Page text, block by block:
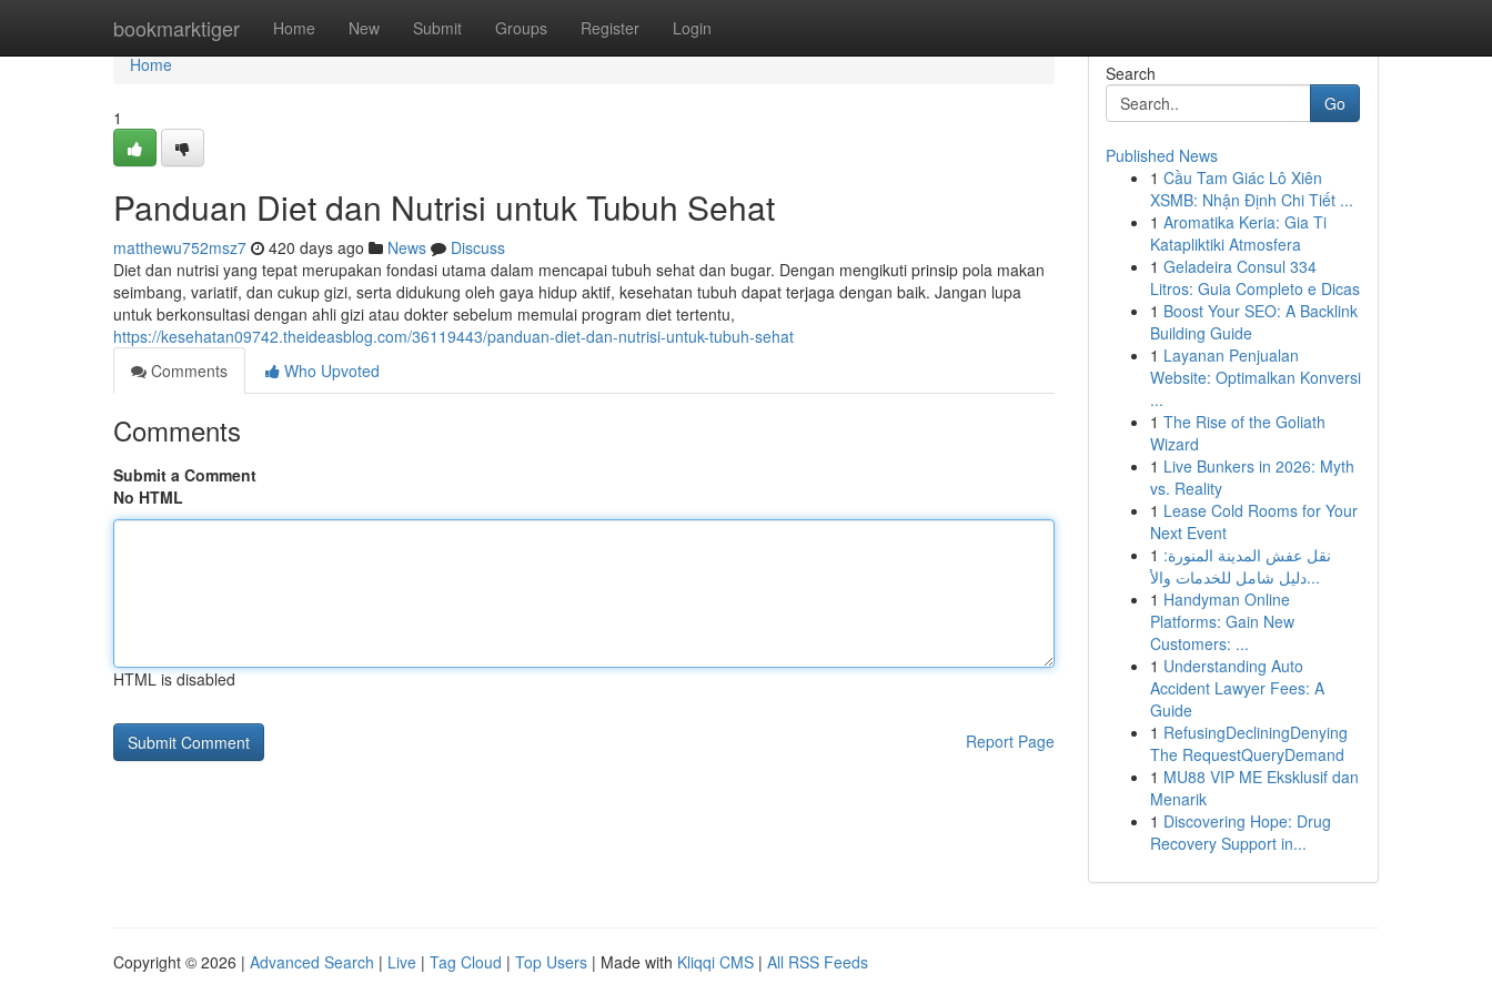
bookmarktiger Home New Submit Groups Register Login
Home
Home
1
Panduan Diet dan Nutrisi untuk Tubuh Sehat
matthewu752msz7 420 days ago News
Discuss
Diet dan nutrisi yang tepat merupakan fondasi utama dalam mencapai tubuh sehat dan bugar. Dengan mengikuti prinsip pola makan
seimbang, variatif, dan cukup gizi, serta didukung oleh gaya hidup aktif, kesehatan tubuh dapat terjaga dengan baik. Jangan lupa
untuk berkonsultasi dengan ahli gizi atau dokter sebelum memulai program diet tertentu,
https://kesehatan09742.theideasblog.com/36119443/panduan-diet-dan-nutrisi-untuk-tubuh-sehat
Comments
Who Upvoted
Comments
Submit a Comment
No HTML
HTML is disabled
Report Page
Search
Go
Published News
1 Cầu Tam Giác Lô Xiên
XSMB: Nhận Định Chi Tiết ...
1 Aromatika Keria: Gia Ti
Katapliktiki Atmosfera
1 Geladeira Consul 334
Litros: Guia Completo e Dicas
1 Boost Your SEO: A Backlink
Building Guide
1 Layanan Penjualan
Website: Optimalkan Konversi
...
1 The Rise of the Goliath
Wizard
1 Live Bunkers in 2026: Myth
vs. Reality
1 Lease Cold Rooms for Your
Next Event
1 نقل عفش المدينة المنورة:
دليل شامل للخدمات والأ...
1 Handyman Online
Platforms: Gain New
Customers: ...
1 Understanding Auto
Accident Lawyer Fees: A
Guide
1 RefusingDecliningDenying
The RequestQueryDemand
1 MU88 VIP ME Eksklusif dan
Menarik
1 Discovering Hope: Drug
Recovery Support in...
Copyright © 2026 | Advanced Search | Live | Tag Cloud | Top Users | Made with Kliqqi CMS | All RSS Feeds